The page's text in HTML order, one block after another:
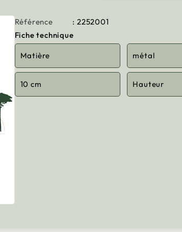
Référence
: 2252001
Fiche technique
Matière métal
10 cm Hauteur